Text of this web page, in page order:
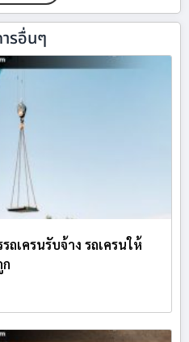
รอื่นๆ
ถเครนรับจ้าง รถเครนให้